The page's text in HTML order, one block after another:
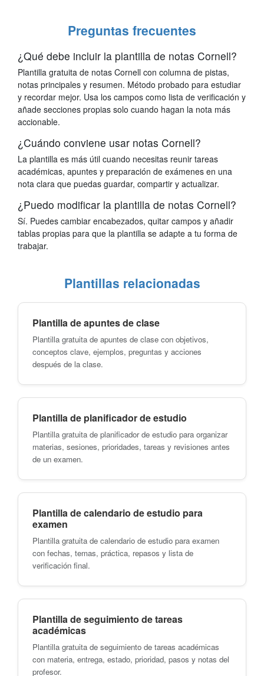
Preguntas frecuentes
¿Qué debe incluir la plantilla de notas Cornell?
Plantilla gratuita de notas Cornell con columna de pistas,
notas principales y resumen. Método probado para estudiar
y recordar mejor. Usa los campos como lista de verificación y
añade secciones propias solo cuando hagan la nota más
accionable.
¿Cuándo conviene usar notas Cornell?
La plantilla es más útil cuando necesitas reunir tareas
académicas, apuntes y preparación de exámenes en una
nota clara que puedas guardar, compartir y actualizar.
¿Puedo modificar la plantilla de notas Cornell?
Sí. Puedes cambiar encabezados, quitar campos y añadir
tablas propias para que la plantilla se adapte a tu forma de
trabajar.
Plantillas relacionadas
Plantilla de apuntes de clase
Plantilla gratuita de apuntes de clase con objetivos,
conceptos clave, ejemplos, preguntas y acciones
después de la clase.
Plantilla de planificador de estudio
Plantilla gratuita de planificador de estudio para organizar
materias, sesiones, prioridades, tareas y revisiones antes
de un examen.
Plantilla de calendario de estudio para
examen
Plantilla gratuita de calendario de estudio para examen
con fechas, temas, práctica, repasos y lista de
verificación final.
Plantilla de seguimiento de tareas
académicas
Plantilla gratuita de seguimiento de tareas académicas
con materia, entrega, estado, prioridad, pasos y notas del
profesor.